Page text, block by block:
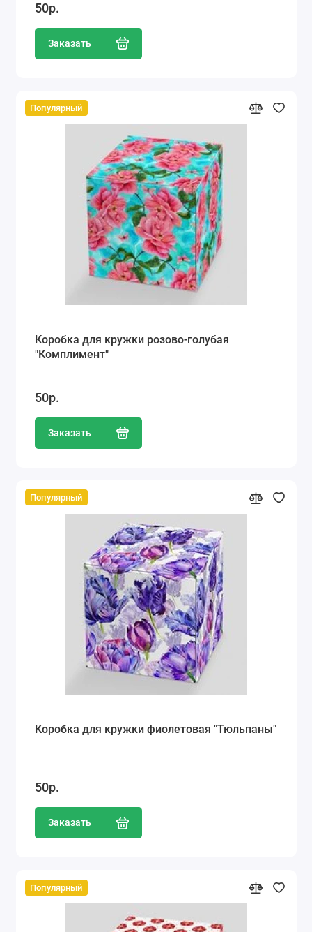
50р.
Заказать
Популярный
Коробка для кружки розово-голубая
"Комплимент"
50р.
Заказать
Популярный
Коробка для кружки фиолетовая "Тюльпаны"
50р.
Заказать
Популярный